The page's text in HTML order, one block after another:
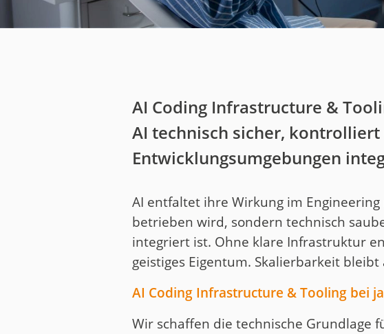
AI Coding Infrastructure &
AI technisch sicher,
Entwicklungsumgebungen
AI entfaltet ihre Wirkung im
betrieben wird, sondern technisch
integriert ist. Ohne klare Infrastruktur
geistiges Eigentum. Skalierbarkeit bleibt
AI Coding Infrastructure & Tooling bei
Wir schaffen die technische Grundlage